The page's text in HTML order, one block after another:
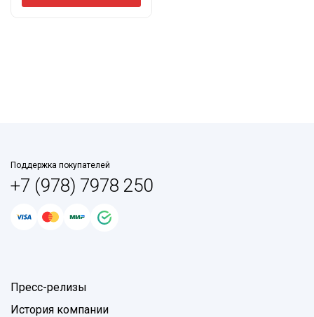
Поддержка покупателей
+7 (978) 7978 250
Пресс-релизы
История компании